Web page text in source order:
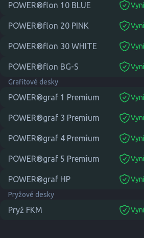
POWER®flon 10 BLUE suitable
POWER®flon 20 PINK suitable
POWER®flon 30 WHITE suitable
POWER®flon BG-S
suitable
Grafitové desky
POWER®graf 1 Premium suitable
POWER®graf 3 Premium suitable
POWER®graf 4 Premium suitable
POWER®graf 5 Premium suitable
POWER®graf HP
suitable
Pryžové desky
Pryž FKM suitable